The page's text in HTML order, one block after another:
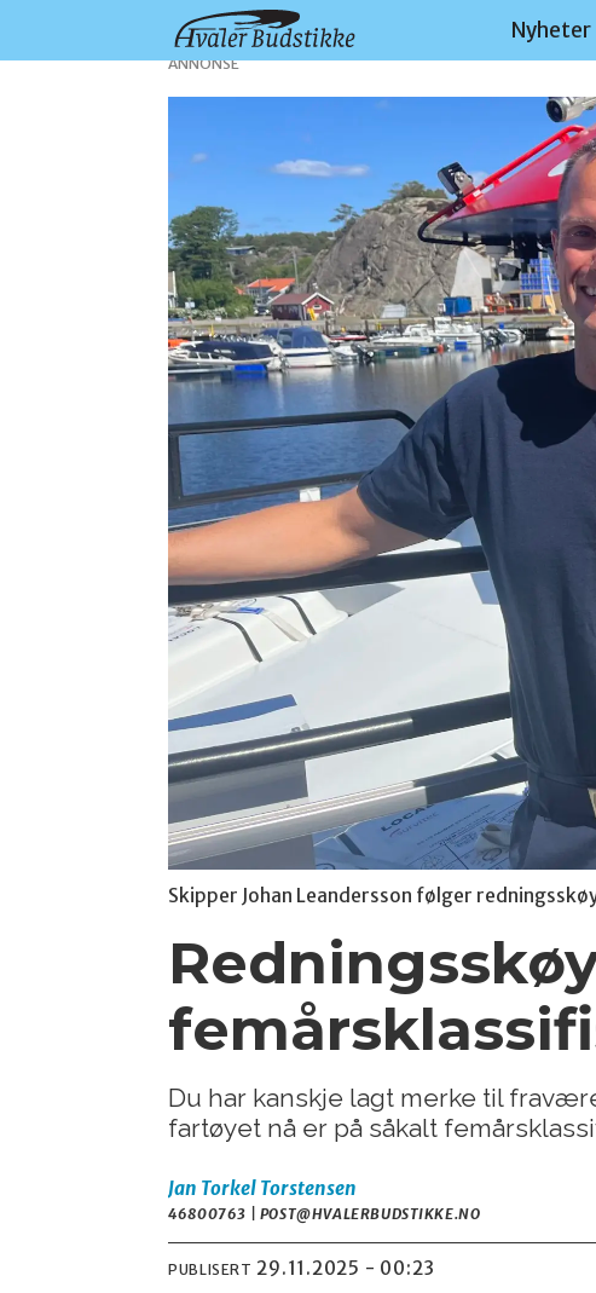
Nyheter
ANNONSE
Skipper Johan Leandersson følger
Du har kanskje lagt merke til
fartøyet nå er på såkalt
Jan Torkel Torstensen
46800763 | POST@HVALERBUDSTIKKE.NO
PUBLISERT 29.11.2025 - 00:23